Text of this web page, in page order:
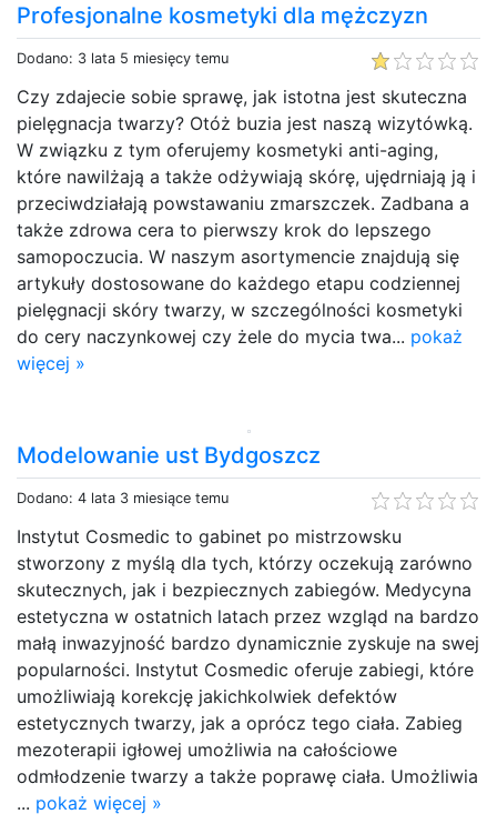
Profesjonalne kosmetyki dla mężczyzn
Dodano: 3 lata 5 miesięcy temu
Czy zdajecie sobie sprawę, jak istotna jest skuteczna
pielęgnacja twarzy? Otóż buzia jest naszą wizytówką.
W związku z tym oferujemy kosmetyki anti-aging,
które nawilżają a także odżywiają skórę, ujędrniają ją i
przeciwdziałają powstawaniu zmarszczek. Zadbana a
także zdrowa cera to pierwszy krok do lepszego
samopoczucia. W naszym asortymencie znajdują się
artykuły dostosowane do każdego etapu codziennej
pielęgnacji skóry twarzy, w szczególności kosmetyki
do cery naczynkowej czy żele do mycia twa... pokaż
więcej »
Modelowanie ust Bydgoszcz
Dodano: 4 lata 3 miesiące temu
Instytut Cosmedic to gabinet po mistrzowsku
stworzony z myślą dla tych, którzy oczekują zarówno
skutecznych, jak i bezpiecznych zabiegów. Medycyna
estetyczna w ostatnich latach przez wzgląd na bardzo
małą inwazyjność bardzo dynamicznie zyskuje na swej
popularności. Instytut Cosmedic oferuje zabiegi, które
umożliwiają korekcję jakichkolwiek defektów
estetycznych twarzy, jak a oprócz tego ciała. Zabieg
mezoterapii igłowej umożliwia na całościowe
odmłodzenie twarzy a także poprawę ciała. Umożliwia
... pokaż więcej »